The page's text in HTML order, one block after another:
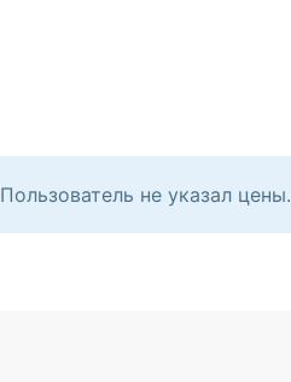
Пользователь не указал цены.